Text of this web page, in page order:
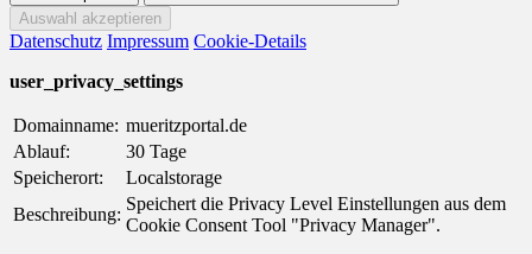
Datenschutz Impressum Cookie-Details
user_privacy_settings
Domainname: mueritzportal.de
Ablauf:
30 Tage
Speicherort:
Localstorage
Beschreibung:
Speichert die Privacy Level Einstellungen aus dem
Cookie Consent Tool "Privacy Manager".